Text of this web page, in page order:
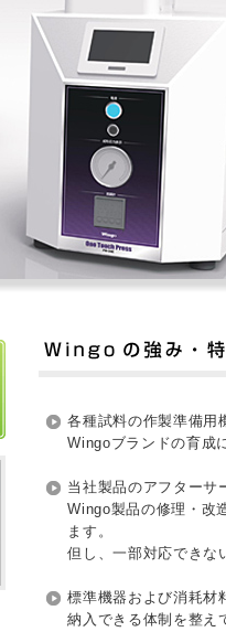
各種試料の作製準備用
Wingoブランドの育成
当社製品のアフターサ
Wingo製品の修理・改
ます。
但し、一部対応できな
標準機器および消耗材
納入できる体制を整え